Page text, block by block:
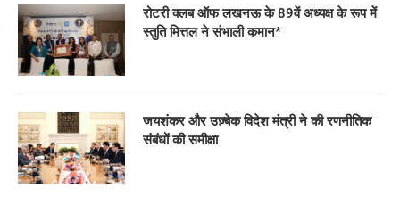
रोटरी क्लब ऑफ लखनऊ के 89वें अध्यक्ष के रूप में
स्तुति मित्तल ने संभाली कमान*
जयशंकर और उज़्बेक विदेश मंत्री ने की रणनीतिक
संबंधों की समीक्षा